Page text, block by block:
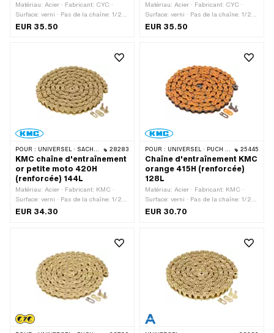
Matériau: Acier · Fabricant: CYC ·
Surface: verni · Pas de la chaîne: 1/2"
x 3/16" · Type de chaîne: 415H ·
cadenas à chaîne: Fermeture à ressort
EUR 35.50
Matériau: Acier · Fabricant: CYC ·
Surface: verni · Pas de la chaîne: 1/2"
x 3/16" · Type de chaîne: 415H ·
cadenas à chaîne: Fermeture à ressort
EUR 35.50
POUR : UNIVERSEL · SACHS · KREIDLER 28283
KMC chaîne d'entraînement
or petite moto 420H
(renforcée) 144L
Matériau: Acier · Fabricant: KMC ·
Surface: verni · Pas de la chaîne: 1/2"
x 1/4" · Type de chaîne: 420H ·
cadenas à chaîne: Fermeture à ressort
EUR 34.30
POUR : UNIVERSEL · PUCH · SACHS · PONY / CILO (BÊTA 521 & 512) · ZÜNDAPP BELMONDO · TOMOS · BYE BIKE 25445
Chaîne d'entraînement KMC
orange 415H (renforcée)
128L
Matériau: Acier · Fabricant: KMC ·
Surface: verni · Pas de la chaîne: 1/2"
x 3/16" · Type de chaîne: 415H ·
cadenas à chaîne: Fermeture à ressort
EUR 30.70